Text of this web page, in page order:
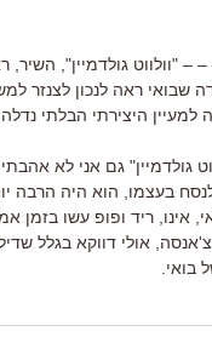
– – "וולווט גולדמיין",
למעיין היצירתי הבלתי
גולדמיין" גם אני לא אהבתי
בעצמו, הוא היה הרבה
אינו, ריד ופופ עשו בזמן
אולי דווקא בגלל
בואי.